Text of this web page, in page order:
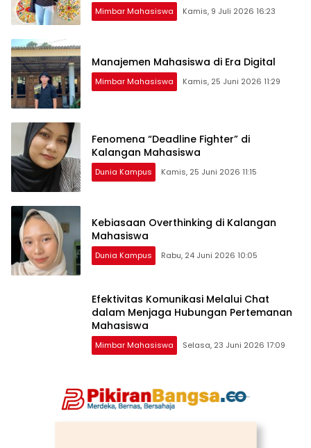
Mimbar Mahasiswa Kamis, 9 Juli 2026 16:23
Manajemen Mahasiswa di Era Digital
Mimbar Mahasiswa Kamis, 25 Juni 2026 11:29
Fenomena “Deadline Fighter” di
Kalangan Mahasiswa
Dunia Kampus Kamis, 25 Juni 2026 11:15
Kebiasaan Overthinking di Kalangan
Mahasiswa
Dunia Kampus Rabu, 24 Juni 2026 10:05
Efektivitas Komunikasi Melalui Chat
dalam Menjaga Hubungan Pertemanan
Mahasiswa
Mimbar Mahasiswa Selasa, 23 Juni 2026 17:09